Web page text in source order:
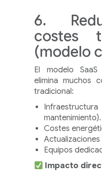
6.
costes
(modelo
El modelo
elimina muchos
tradicional:
mantenimiento).
Costes
Actualizaciones
Equipos
Impacto